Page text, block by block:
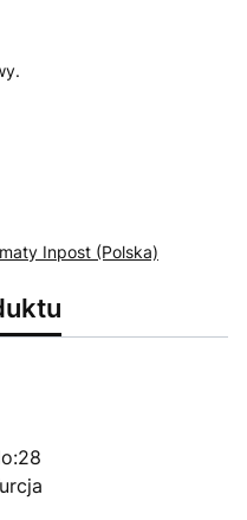
Inpost (Polska)